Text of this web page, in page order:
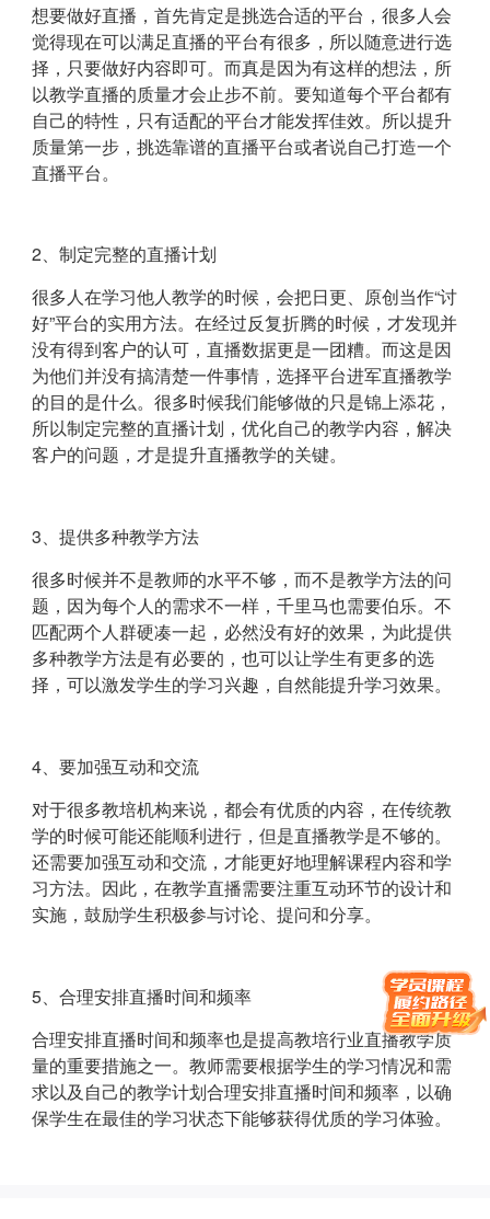
想要做好直播，首先肯定是挑选合适的平台，很多人会
觉得现在可以满足直播的平台有很多，所以随意进行选
择，只要做好内容即可。而真是因为有这样的想法，所
以教学直播的质量才会止步不前。要知道每个平台都有
自己的特性，只有适配的平台才能发挥佳效。所以提升
质量第一步，挑选靠谱的直播平台或者说自己打造一个
直播平台。
2、制定完整的直播计划
很多人在学习他人教学的时候，会把日更、原创当作“讨
好”平台的实用方法。在经过反复折腾的时候，才发现并
没有得到客户的认可，直播数据更是一团糟。而这是因
为他们并没有搞清楚一件事情，选择平台进军直播教学
的目的是什么。很多时候我们能够做的只是锦上添花，
所以制定完整的直播计划，优化自己的教学内容，解决
客户的问题，才是提升直播教学的关键。
3、提供多种教学方法
很多时候并不是教师的水平不够，而不是教学方法的问
题，因为每个人的需求不一样，千里马也需要伯乐。不
匹配两个人群硬凑一起，必然没有好的效果，为此提供
多种教学方法是有必要的，也可以让学生有更多的选
择，可以激发学生的学习兴趣，自然能提升学习效果。
4、要加强互动和交流
对于很多教培机构来说，都会有优质的内容，在传统教
学的时候可能还能顺利进行，但是直播教学是不够的。
还需要加强互动和交流，才能更好地理解课程内容和学
习方法。因此，在教学直播需要注重互动环节的设计和
实施，鼓励学生积极参与讨论、提问和分享。
5、合理安排直播时间和频率
合理安排直播时间和频率也是提高教培行业直播教学质
量的重要措施之一。教师需要根据学生的学习情况和需
求以及自己的教学计划合理安排直播时间和频率，以确
保学生在最佳的学习状态下能够获得优质的学习体验。